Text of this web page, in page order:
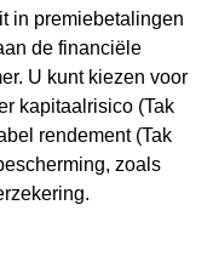
in premiebetalingen
de financiële
U kunt kiezen voor
kapitaalrisico (Tak
rendement (Tak
zoals